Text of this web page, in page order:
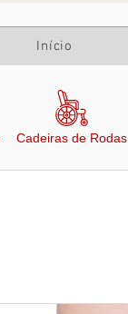
Início
Cadeiras de Rodas